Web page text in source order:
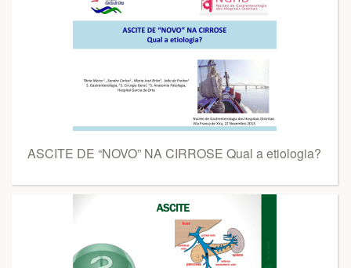
ASCITE DE “NOVO” NA CIRROSE Qual a etiologia?